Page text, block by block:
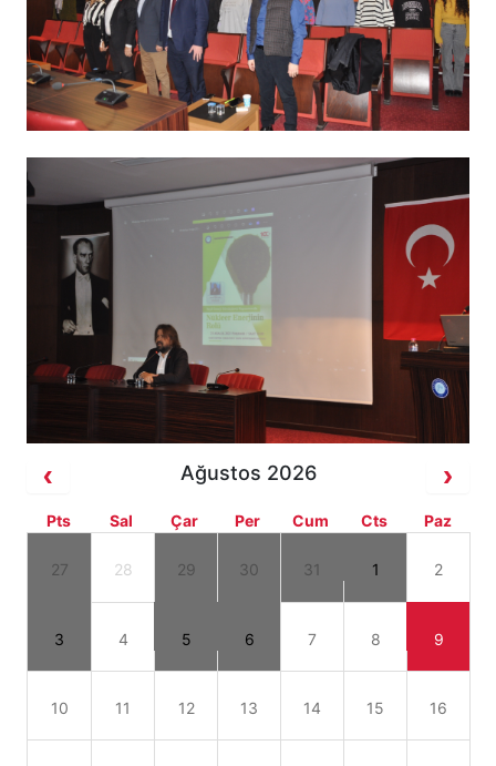
Ağustos 2026
Pts Sal Çar Per Cum Cts Paz
27 28 29 30 31 1 2
3 4 5 6 7 8 9
10 11 12 13 14 15 16